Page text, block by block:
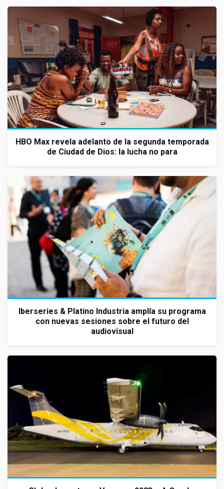
HBO Max revela adelanto de la segunda temporada
de Ciudad de Dios: la lucha no para
Iberseries & Platino Industria amplía su programa
con nuevas sesiones sobre el futuro del
audiovisual